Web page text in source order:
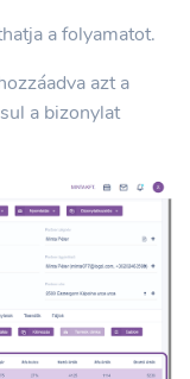
a folyamatot.
azt a
a bizonylat